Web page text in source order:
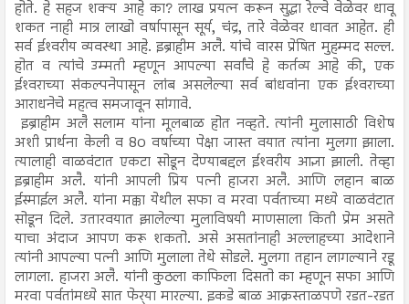
होते. हे सहज शक्य आहे का? लाख प्रयत्न करून सुद्धा रेल्वे वेळेवर धावू
शकत नाही मात्र लाखो वर्षापासून सूर्य, चंद्र, तारे वेळेवर धावत आहेत. ही
सर्व ईश्‍वरीय व्यवस्था आहे. इब्राहीम अलै. यांचे वारस प्रेषित मुहम्मद सल्ल.
होत व त्यांचे उम्मती म्हणून आपल्या सर्वांचे हे कर्तव्य आहे की, एक
ईश्‍वराच्या संकल्पनेपासून लांब असलेल्या सर्व बांधवांना एक ईश्‍वराच्या
आराधनेचे महत्व समजावून सांगावे.
इब्राहीम अलै सलाम यांना मूलबाळ होत नव्हते. त्यांनी मुलासाठी विशेष
अशी प्रार्थना केली व 80 वर्षाच्या पेक्षा जास्त वयात त्यांना मुलगा झाला.
त्यालाही वाळवंटात एकटा सोडून देण्याबद्दल ईश्‍वरीय आज्ञा झाली. तेव्हा
इब्राहीम अलै. यांनी आपली प्रिय पत्नी हाजरा अलै. आणि लहान बाळ
ईस्माईल अलै. यांना मक्का येथील सफा व मरवा पर्वताच्या मध्ये वाळवंटात
सोडून दिले. उतारवयात झालेल्या मुलाविषयी माणसाला किती प्रेम असते
याचा अंदाज आपण करू शकतो. असे असतांनाही अल्लाहच्या आदेशाने
त्यांनी आपल्या पत्नी आणि मुलाला तेथे सोडले. मुलगा तहान लागल्याने रडू
लागला. हाजरा अलै. यांनी कुठला काफिला दिसतो का म्हणून सफा आणि
मरवा पर्वतांमध्ये सात फेर्‍या मारल्या. इकडे बाळ आक्रस्ताळपणे रडत-रडत